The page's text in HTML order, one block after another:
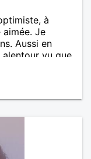
à
Je
Aussi en
vu que
le monde.